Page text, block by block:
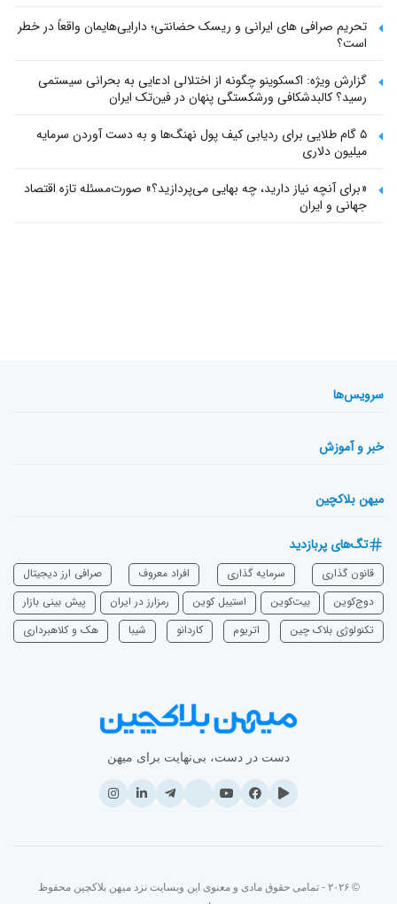
تحریم صرافی های ایرانی و ریسک حضانتی؛ دارایی‌هایمان واقعاً در خطر
است؟
گزارش ویژه: اکسکوینو چگونه از اختلالی ادعایی به بحرانی سیستمی
رسید؟ کالبدشکافی ورشکستگی پنهان در فین‌تک ایران
۵ گام طلایی برای ردیابی کیف پول‌ نهنگ‌ها و به دست آوردن سرمایه
میلیون دلاری
«برای آنچه نیاز دارید، چه بهایی می‌پردازید؟» صورت‌مسئله تازه اقتصاد
جهانی و ایران
سرویس‌ها
خبر و آموزش
میهن بلاکچین
تگ‌های پربازدید
قانون گذاری سرمایه‌ گذاری افراد معروف
صرافی ارز دیجیتال
دوج‌کوین
بیت‌کوین استیبل کوین رمزارز در ایران
پیش بینی بازار
تکنولوژی بلاک چین
اتریوم ‌کاردانو شیبا هک و کلاهبرداری
دست در دست، بی‌نهایت برای میهن
© ۲۰۲۶ - تمامی حقوق مادی و معنوی این وبسایت نزد میهن بلاکچین محفوظ